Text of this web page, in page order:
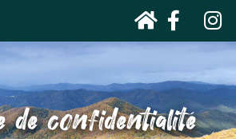
de confidentialité